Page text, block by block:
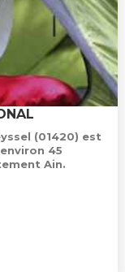
(01420) est
45
Ain.